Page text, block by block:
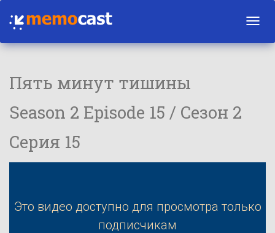
Пять минут тишины
Season 2 Episode 15 / Сезон 2
Серия 15
Это видео доступно для просмотра только
подписчикам